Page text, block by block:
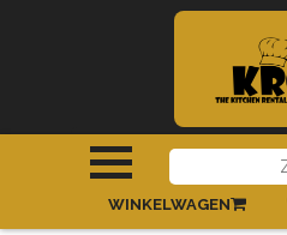
INLOGGEN|
WINKELWAGEN